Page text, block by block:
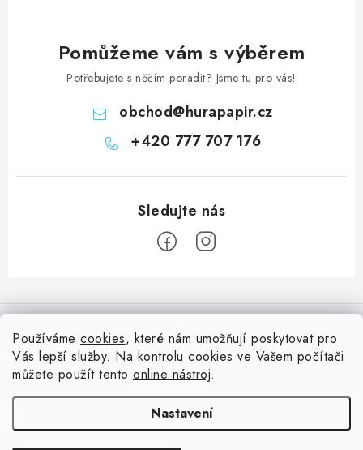
Používáme cookies, které nám umožňují poskytovat pro
Vás lepší služby. Na kontrolu cookies ve Vašem počítači
můžete použít tento online nástroj.
Nastavení
Pomůžeme vám s výběrem
Potřebujete s něčím poradit? Jsme tu pro vás!
obchod@hurapapir.cz
+420 777 707 176
á
Doprava
Nepřehlédněte
Blog s nápady a návody
Slovník pojmů, české návody